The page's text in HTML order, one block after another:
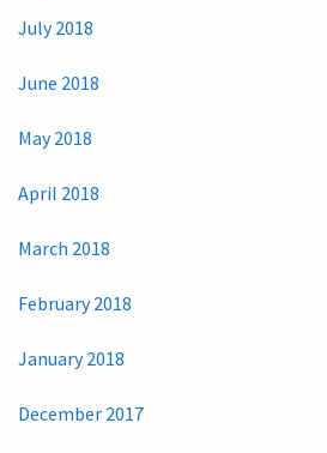
July 2018
June 2018
May 2018
April 2018
March 2018
February 2018
January 2018
December 2017